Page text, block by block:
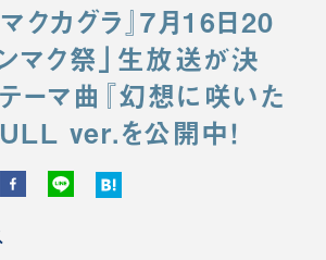
クカグラ』7月16日20
マク祭」生放送が決
テーマ曲『幻想に咲いた
ver.を公開中！